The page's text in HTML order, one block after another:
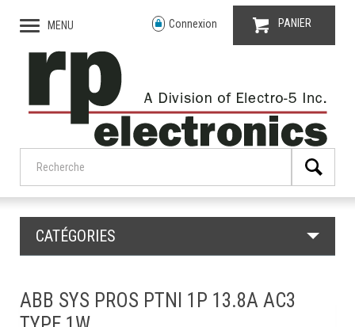
MENU Connexion PANIER
CATÉGORIES
ABB SYS PROS PTNI 1P 13.8A AC3